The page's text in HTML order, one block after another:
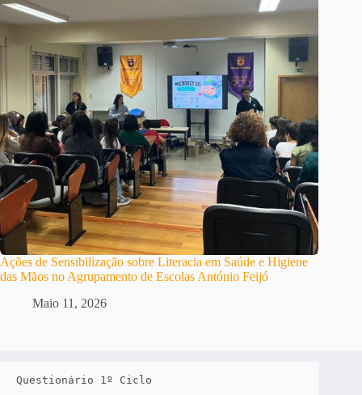
Ações de Sensibilização sobre Literacia em Saúde e Higiene
das Mãos no Agrupamento de Escolas António Feijó
Maio 11, 2026
Questionário 1º Ciclo